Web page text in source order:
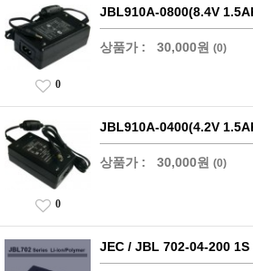
JBL910A-0800(8.4V
상품가 : 30,000원 (0)
0
JBL910A-0400(4.2V
상품가 : 30,000원 (0)
0
JEC / JBL 702-04-200 1S